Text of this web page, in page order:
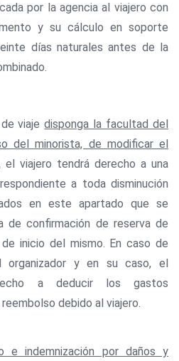
por la agencia al viajero con
y su cálculo en soporte
días naturales antes de la
viajedisponga la facultad del
del minorista, de modificar el
el viajero tendrá derecho a una
a toda disminución
en este apartado que se
de confirmación de reserva de
inicio del mismo. En caso de
organizador y en su caso, el
a deducir los gastos
debido al viajero.
e indemnización por daños y